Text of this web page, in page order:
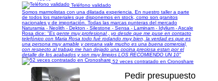
Teléfono validado
Somos marmolistas con una dilatada experiencia. En nuestro taller a parte
de todos los materiales que disponemos en stock, como son granitos
nacionales y de importación. Todas las marcas punteras del mercado
Naturamia - Neolith - Dekton - Silestone - Sensa - Laminam - Idylium - Ascale
Rosa dice: "Es gente muy profesional , yo desde que me puse en contacto
telefónico con Maria Rosa todo fué rodando muy bien, la verdad es que es
una persona muy amable y cercana vale mucho es una buena comercial,
con respecto al trabajo me han dejado una cocina preciosa estan por el
detalle de los acabados y son muy limpios LOS RECOMIENDO UN 10"
52 veces contratado en Cronoshare
Pedir presupuesto